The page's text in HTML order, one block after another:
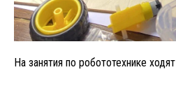
На занятия по робототехнике ходят